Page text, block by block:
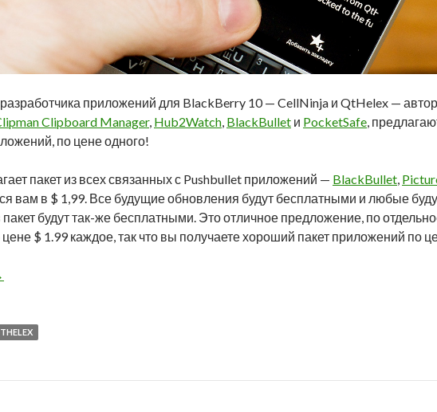
приложений для BlackBerry 10 — CellNinja и QtHelex —
Clipboard Manager, Hub2Watch BlackBullet и PocketSafe ,
по цене одного!
пакет из всех связанных с Pushbullet приложений — BlackBullet
вам в $ 1,99. Все будущие обновления будут бесплатными и любые
будут так-же бесплатными. Это отличное предложение, по
цене $ 1.99 каждое, так что вы получаете хороший пакет приложений по
и QtHelex предлагают пакеты приложений в BlackBerry World